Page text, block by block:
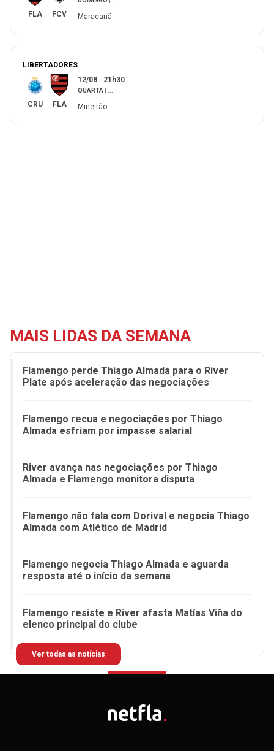
FLA FCV Maracanã
LIBERTADORES
CRU FLA
12/08 21h30
QUARTA ...
Mineirão
MAIS LIDAS DA SEMANA
Flamengo perde Thiago Almada para o River
Plate após aceleração das negociações
Flamengo recua e negociações por Thiago
Almada esfriam por impasse salarial
River avança nas negociações por Thiago
Almada e Flamengo monitora disputa
Flamengo não fala com Dorival e negocia Thiago
Almada com Atlético de Madrid
Flamengo negocia Thiago Almada e aguarda
resposta até o início da semana
Flamengo resiste e River afasta Matías Viña do
elenco principal do clube
Ver todas as notícias